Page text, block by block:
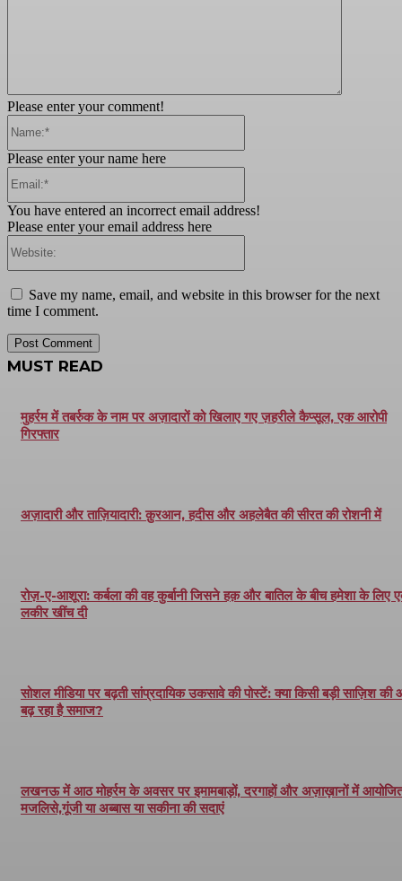
Please enter your comment!
Please enter your name here
You have entered an incorrect email address!
Please enter your email address here
Save my name, email, and website in this browser for the next
time I comment.
MUST READ
मुहर्रम में तबर्रुक के नाम पर अज़ादारों को खिलाए गए ज़हरीले कैप्सूल, एक आरोपी
गिरफ्तार
अज़ादारी और ताज़ियादारी: क़ुरआन, हदीस और अहलेबैत की सीरत की रोशनी में
रोज़-ए-आशूरा: कर्बला की वह कुर्बानी जिसने हक़ और बातिल के बीच हमेशा के लिए
लकीर खींच दी
सोशल मीडिया पर बढ़ती सांप्रदायिक उकसावे की पोस्टें: क्या किसी बड़ी साज़िश की
बढ़ रहा है समाज?
लखनऊ में आठ मोहर्रम के अवसर पर इमामबाड़ों, दरगाहों और अज़ाख़ानों में
मजलिसे,गूंजी या अब्बास या सकीना की सदाएं